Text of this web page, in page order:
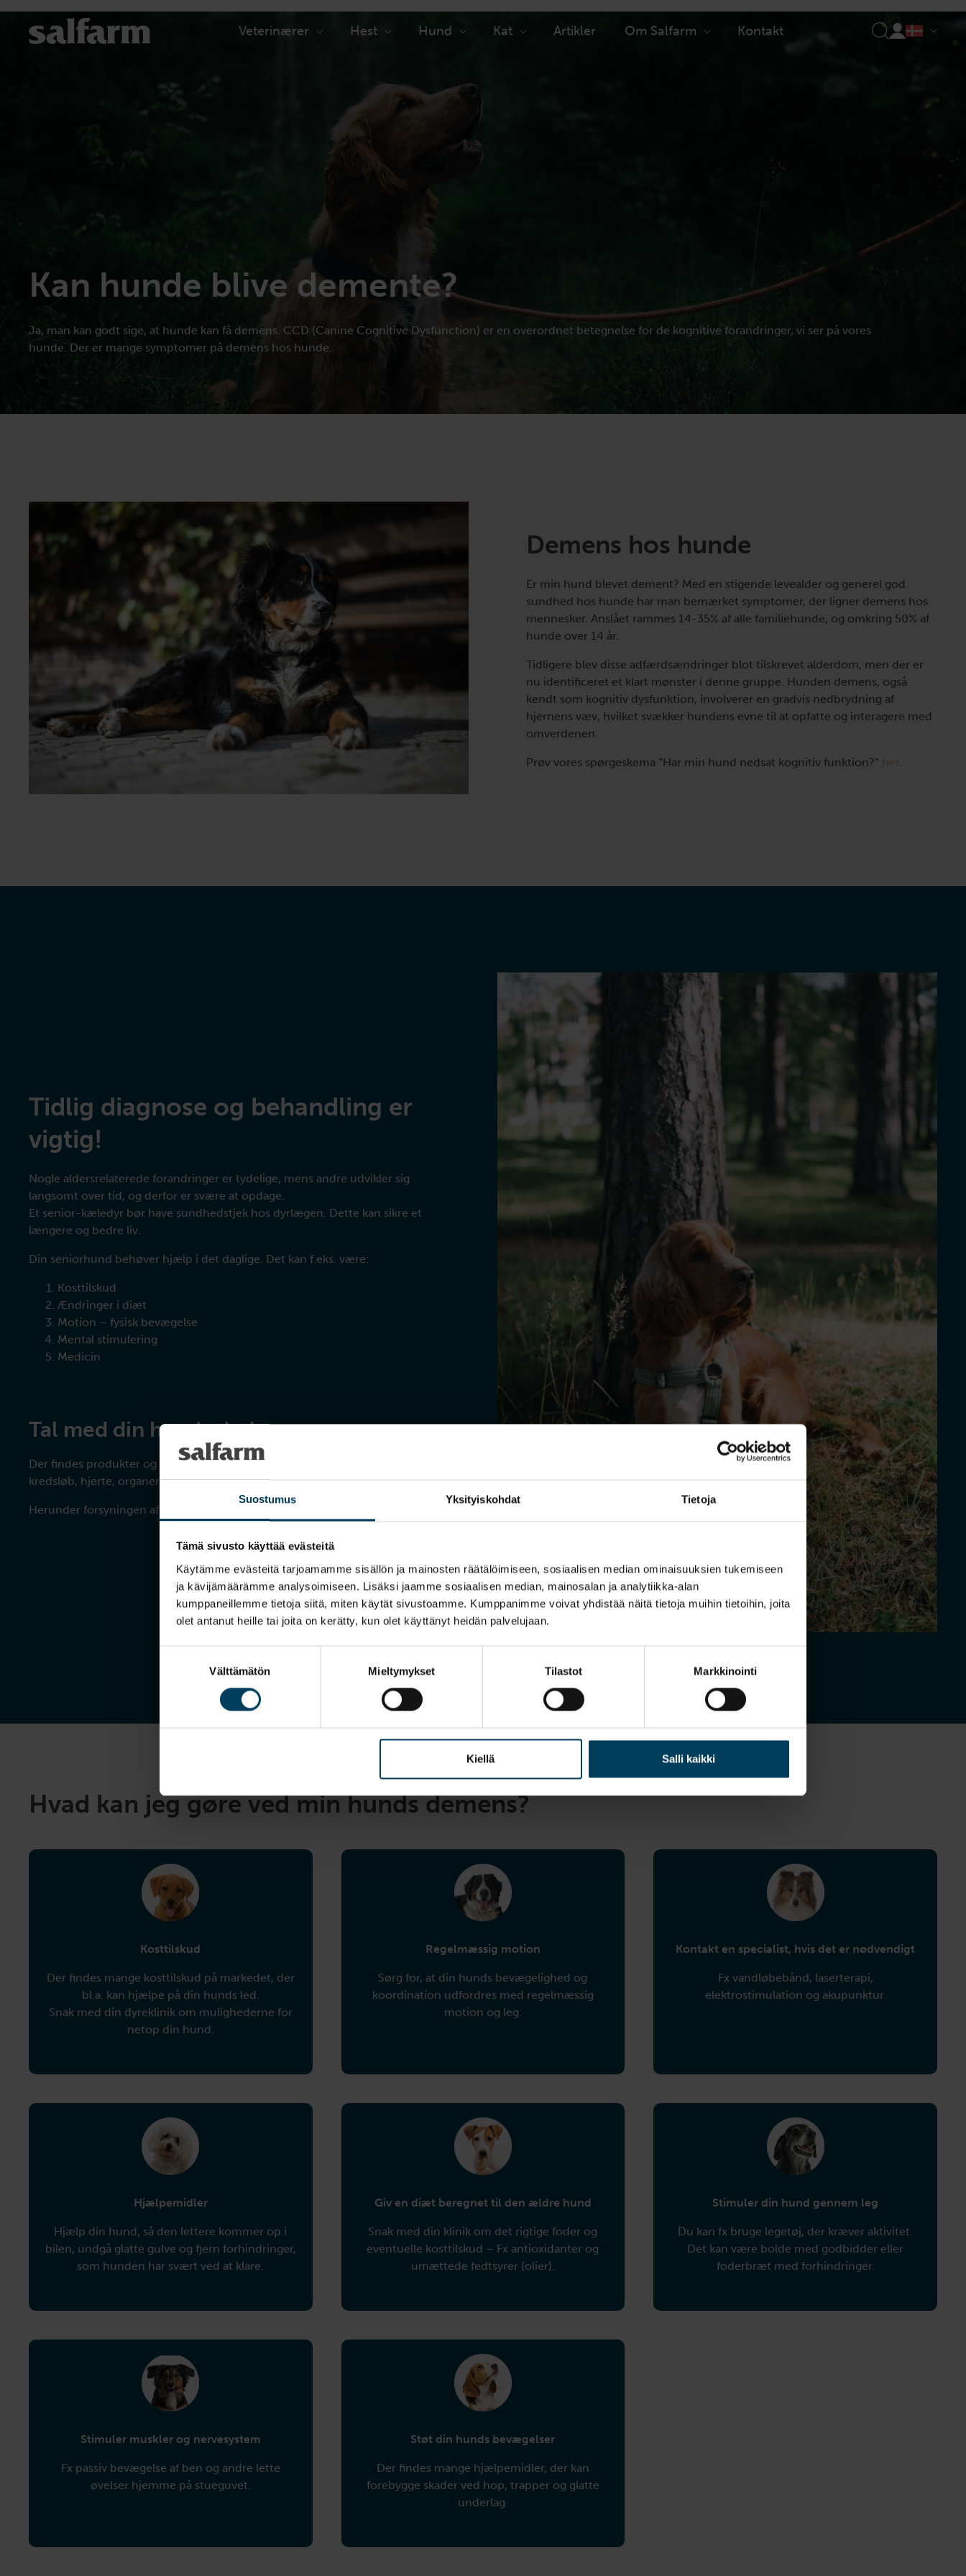
Suostumus Yksityiskohdat Tietoja
Tämä sivusto käyttää evästeitä
Käytämme evästeitä tarjoamamme sisällön ja mainosten räätälöimiseen, sosiaalisen median ominaisuuksien tukemiseen
ja kävijämäärämme analysoimiseen. Lisäksi jaamme sosiaalisen median, mainosalan ja analytiikka-alan
kumppaneillemme tietoja siitä, miten käytät sivustoamme. Kumppanimme voivat yhdistää näitä tietoja muihin tietoihin, joita
olet antanut heille tai joita on kerätty, kun olet käyttänyt heidän palvelujaan.
Välttämätön Mieltymykset Tilastot Markkinointi
Kiellä Salli kaikki
content
Veterinærer Hest Hund Kat Artikler Om Salfarm Kontakt
Kan hunde blive demente?
Ja, man kan godt sige, at hunde kan få demens. CCD (Canine Cognitive Dysfunction) er en overordnet betegnelse for de kognitive forandringer, vi ser på vores
hunde. Der er mange symptomer på demens hos hunde.
Demens hos hunde
Er min hund blevet dement? Med en stigende levealder og generel god
sundhed hos hunde har man bemærket symptomer, der ligner demens hos
mennesker. Anslået rammes 14-35% af alle familiehunde, og omkring 50% af
hunde over 14 år.
Tidligere blev disse adfærdsændringer blot tilskrevet alderdom, men der er
nu identificeret et klart mønster i denne gruppe. Hunden demens, også
kendt som kognitiv dysfunktion, involverer en gradvis nedbrydning af
hjernens væv, hvilket svækker hundens evne til at opfatte og interagere med
omverdenen.
Prøv vores spørgeskema “Har min hund nedsat kognitiv funktion?” .
Tidlig diagnose og behandling er
vigtig!
Nogle aldersrelaterede forandringer er tydelige, mens andre udvikler sig
langsomt over tid, og derfor er svære at opdage.
Et senior-kæledyr bør have sundhedstjek hos dyrlægen. Dette kan sikre et
længere og bedre liv.
Din seniorhund behøver hjælp i det daglige. Det kan f.eks. være:
Kosttilskud
Ændringer i diæt
Motion – fysisk bevægelse
Mental stimulering
Medicin
Tal med din hunds dyrlæge
Der findes produkter og lægemidler med adskillige positive effekter på bl.a.
kredsløb, hjerte, organer og led.
Herunder forsyningen af ilt til organer, hjerte, muskler og hjerne.
Hvad kan jeg gøre ved min hunds demens?
Kosttilskud
Der findes mange kosttilskud på markedet, der
bl.a. kan hjælpe på din hunds led.
Snak med din dyreklinik om mulighederne for
netop din hund.
Regelmæssig motion
Sørg for, at din hunds bevægelighed og
koordination udfordres med regelmæssig
motion og leg.
Kontakt en specialist, hvis det er nødvendigt
Fx vandløbebånd, laserterapi,
elektrostimulation og akupunktur.
Hjælpemidler
Hjælp din hund, så den lettere kommer op i
bilen, undgå glatte gulve og fjern forhindringer,
som hunden har svært ved at klare.
Giv en diæt beregnet til den ældre hund
Snak med din klinik om det rigtige foder og
eventuelle kosttilskud – Fx antioxidanter og
umættede fedtsyrer (olier).
Stimuler din hund gennem leg
Du kan fx bruge legetøj, der kræver aktivitet.
Det kan være bolde med godbidder eller
foderbræt med forhindringer.
Stimuler muskler og nervesystem
Fx passiv bevægelse af ben og andre lette
øvelser hjemme på stueguvet.
Støt din hunds bevægelser
Der findes mange hjælpemidler, der kan
forebygge skader ved hop, trapper og glatte
underlag.